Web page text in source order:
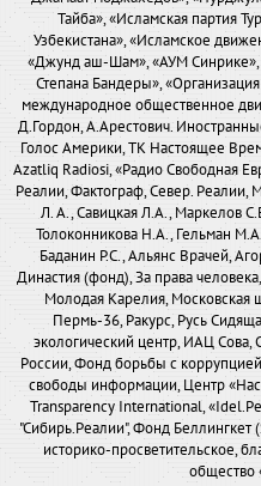
Тайба», «Исламская партия
Узбекистана», «Исламское
«Джунд аш-Шам», «АУМ Синрике»,
Степана Бандеры»,
международное общественное
Д.Гордон, А.Арестович.
Голос Америки, ТК Настоящее
Azatliq Radiosi, «Радио Свободная
Реалии, Фактограф, Север. Реалии,
Л. А., Савицкая Л.А., Маркелов
Толоконникова Н.А., Гельман
Баданин Р.С., Альянс Врачей,
Династия (фонд), За права
Молодая Карелия, Московская
Пермь-36, Ракурс, Русь
экологический центр, ИАЦ Сова,
России, Фонд борьбы с
свободы информации, Центр
Transparency International,
"Сибирь.Реалии", Фонд
историко-просветительское,
общество